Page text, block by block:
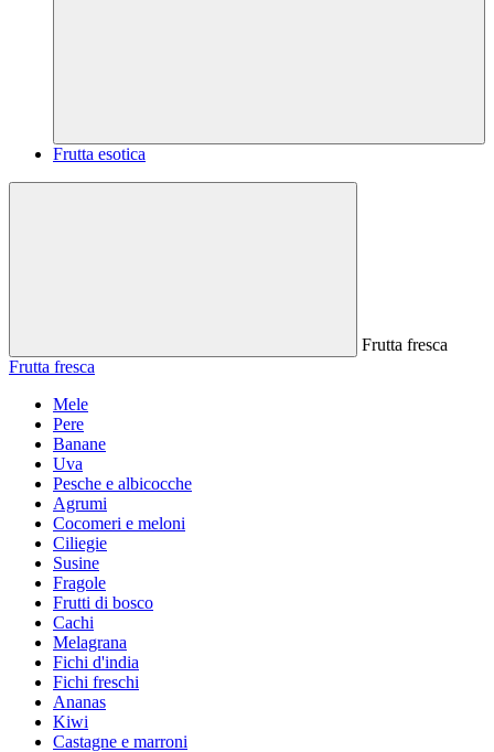
Frutta esotica
Frutta fresca
Frutta fresca
Mele
Pere
Banane
Uva
Pesche e albicocche
Agrumi
Cocomeri e meloni
Ciliegie
Susine
Fragole
Frutti di bosco
Cachi
Melagrana
Fichi d'india
Fichi freschi
Ananas
Kiwi
Castagne e marroni